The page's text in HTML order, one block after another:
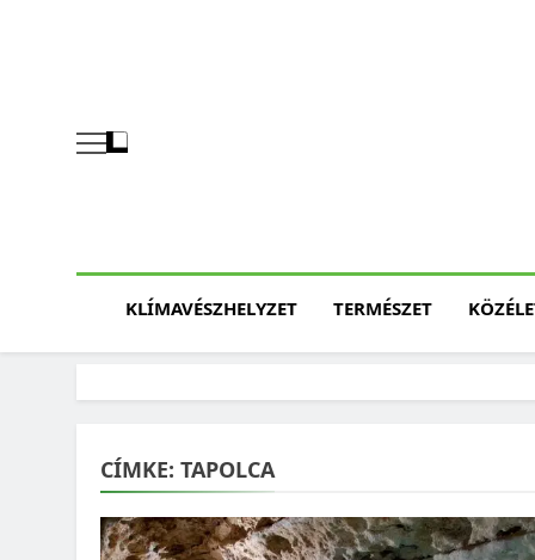
KLÍMAVÉSZHELYZET TERMÉSZET
CÍMKE: TAPOLCA